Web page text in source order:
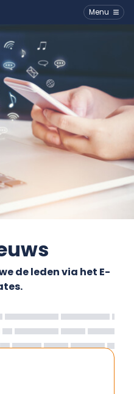
Menu
de leden via het E-